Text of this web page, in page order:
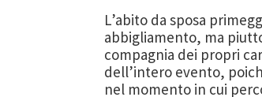
L’abito da sposa
abbigliamento, ma
compagnia dei propri
dell’intero evento,
nel momento in cui